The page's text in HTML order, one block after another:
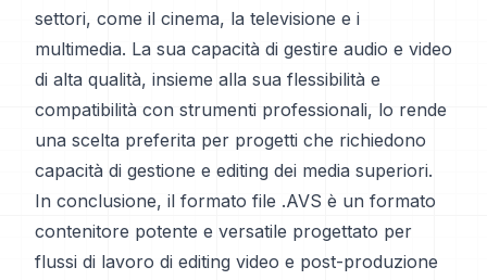
settori, come il cinema, la televisione e i
multimedia. La sua capacità di gestire audio e video
di alta qualità, insieme alla sua flessibilità e
compatibilità con strumenti professionali, lo rende
una scelta preferita per progetti che richiedono
capacità di gestione e editing dei media superiori.
In conclusione, il formato file .AVS è un formato
contenitore potente e versatile progettato per
flussi di lavoro di editing video e post-produzione